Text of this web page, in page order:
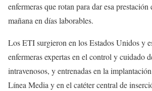
enfermeras que rotan para dar esa
mañana en días laborables.
Los ETI surgieron en los Estados Unidos y
enfermeras expertas en el control y cuidado
intravenosos, y entrenadas en la
Línea Media y en el catéter central de